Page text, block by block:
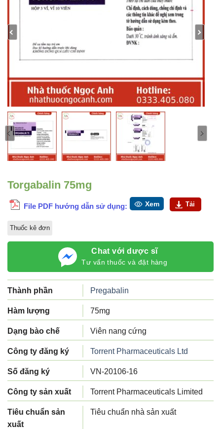
Chat với dược sĩ
Tư vấn thuốc và đặt hàng
Torgabalin 75mg
File PDF hướng dẫn sử dụng: Xem Tải
Thuốc kê đơn
Thành phần Pregabalin
Hàm lượng 75mg
Dạng bào chế Viên nang cứng
Công ty đăng ký Torrent Pharmaceuticals Ltd
Số đăng ký VN-20106-16
Công ty sản xuất Torrent Pharmaceuticals Limited
Tiêu chuẩn sản
xuất
Tiêu chuẩn nhà sản xuất